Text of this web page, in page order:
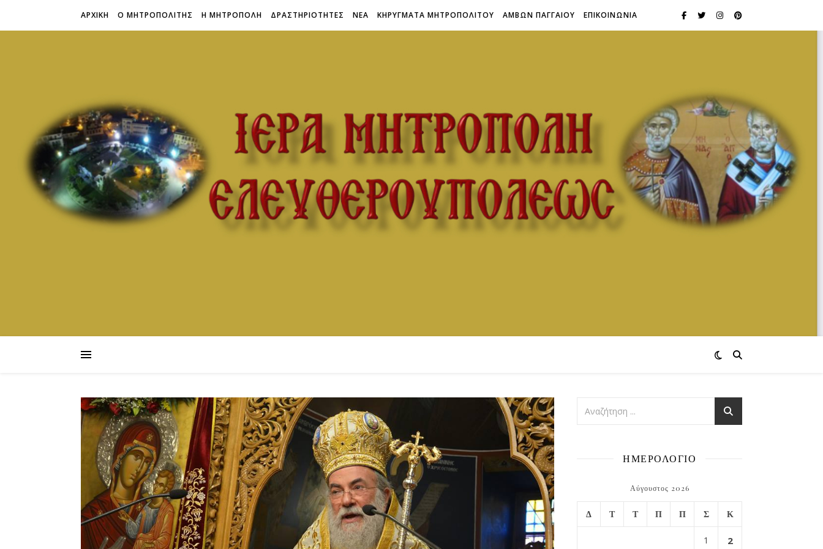
ΑΡΧΙΚΗ Ο ΜΗΤΡΟΠΟΛΙΤΗΣ Η ΜΗΤΡΟΠΟΛΗ ΔΡΑΣΤΗΡΙΟΤΗΤΕΣ ΝΕΑ ΚΗΡΥΓΜΑΤΑ ΜΗΤΡΟΠΟΛΙΤΟΥ ΑΜΒΩΝ ΠΑΓΓΑΙΟΥ ΕΠΙΚΟΙΝΩΝΙΑ
ΗΜΕΡΟΛΟΓΙΟ
Αύγουστος 2026
Δ Τ Τ Π Π Σ Κ
1 2